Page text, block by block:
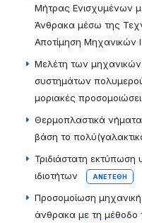
Μήτρας Ενισχυμένων
Άνθρακα μέσω της
Αποτίμηση Μηχανικών
Μελέτη των
συστημάτων
μοριακές
Θερμοπλαστικά
βάση το
Τριδιάστατη εκτύπωση
ιδιοτήτων
ΑΝΕΤΈΘΗ
Προσομοίωση
άνθρακα με τη